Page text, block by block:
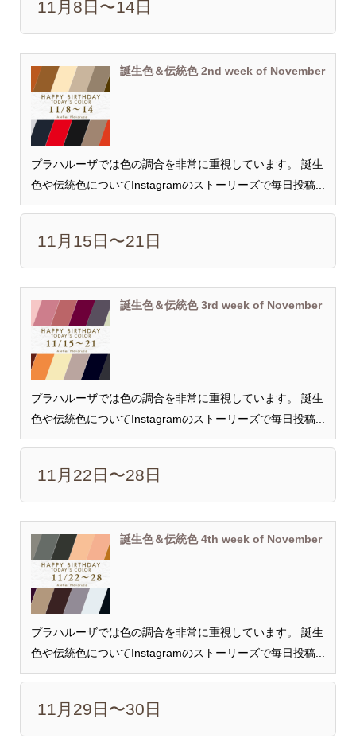
11月8日〜14日
誕生色＆伝統色 2nd week of November
プラハルーザでは色の調合を非常に重視しています。 誕生
色や伝統色についてInstagramのストーリーズで毎日投稿...
11月15日〜21日
誕生色＆伝統色 3rd week of November
プラハルーザでは色の調合を非常に重視しています。 誕生
色や伝統色についてInstagramのストーリーズで毎日投稿...
11月22日〜28日
誕生色＆伝統色 4th week of November
プラハルーザでは色の調合を非常に重視しています。 誕生
色や伝統色についてInstagramのストーリーズで毎日投稿...
11月29日〜30日